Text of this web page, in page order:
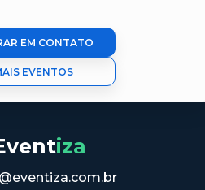
EM CONTATO
EVENTOS
iza